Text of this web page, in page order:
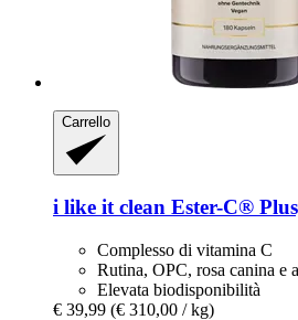
Carrello
i like it clean Ester-​C®
Complesso di vitamina C
Rutina, OPC, rosa canina e
Elevata biodisponibilità
€ 39,99 (€ 310,00 / kg)